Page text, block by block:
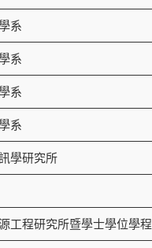
系
系
系
系
學研究所
工程研究所暨學士學位學程